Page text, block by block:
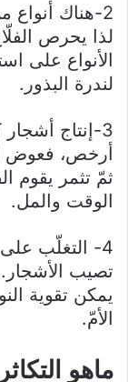
2-هناك أنواع
لذا يحرص
الأنواع على
لندرة البذور.
3-إنتاج
أرخص، فعوض
ثمّ تثمر يقوم
الوقت والمل.
4- التغلّب
تصيب
يمكن تقوية
الأمّ.
ماهو